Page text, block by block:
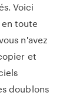
Voici
toute
n'avez
et
doublons